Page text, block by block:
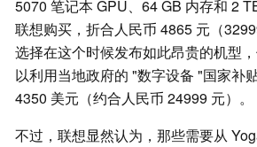
5070 笔记本 GPU、64 GB 内存和 2
联想购买，折合人民币 4865 元（
选择在这个时候发布如此昂贵的机型
以利用当地政府的 "数字设备 "国家补
4350 美元（约合人民币 24999 元）。
不过，联想显然认为，那些需要从